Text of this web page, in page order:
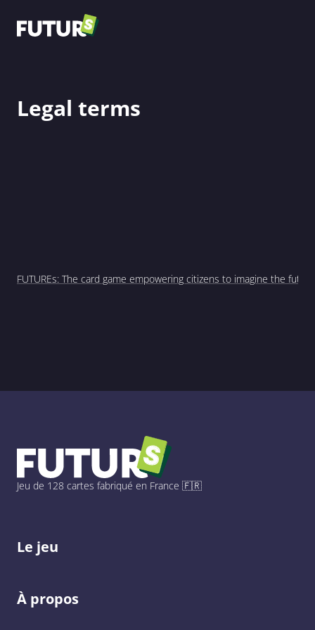
Legal terms
FUTUREs: The card game empowering citizens to imagine the future
Jeu de 128 cartes fabriqué en France 🇫🇷
Le jeu
À propos